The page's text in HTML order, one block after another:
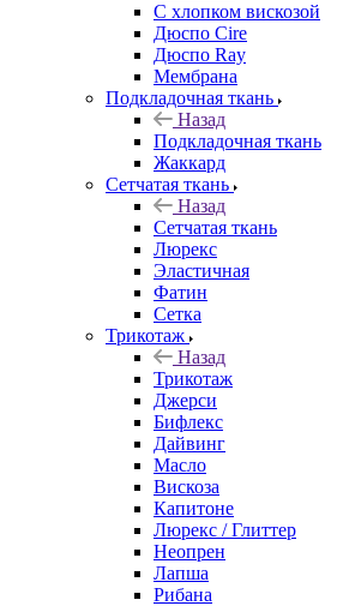
С хлопком вискозой
Дюспо Cire
Дюспо Ray
Мембрана
Подкладочная ткань
Назад
Подкладочная ткань
Жаккард
Сетчатая ткань
Назад
Сетчатая ткань
Люрекс
Эластичная
Фатин
Сетка
Трикотаж
Назад
Трикотаж
Джерси
Бифлекс
Дайвинг
Масло
Вискоза
Капитоне
Люрекс / Глиттер
Неопрен
Лапша
Рибана